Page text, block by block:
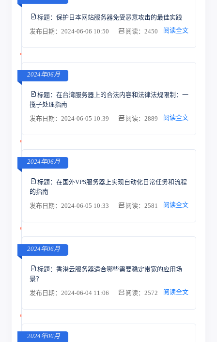
标题： 保护日本网站服务器免受恶意攻击的最佳实践
发布日期：2024-06-06 10:50
阅读：2450 阅读全文
2024年06月
标题： 在台湾服务器上的合法内容和法律法规限制：一
揽子处理指南
发布日期：2024-06-05 10:39
阅读：2889 阅读全文
2024年06月
标题： 在国外VPS服务器上实现自动化日常任务和流程
的指南
发布日期：2024-06-05 10:33
阅读：2581 阅读全文
2024年06月
标题： 香港云服务器适合哪些需要稳定带宽的应用场
景？
发布日期：2024-06-04 11:06
阅读：2572 阅读全文
2024年06月